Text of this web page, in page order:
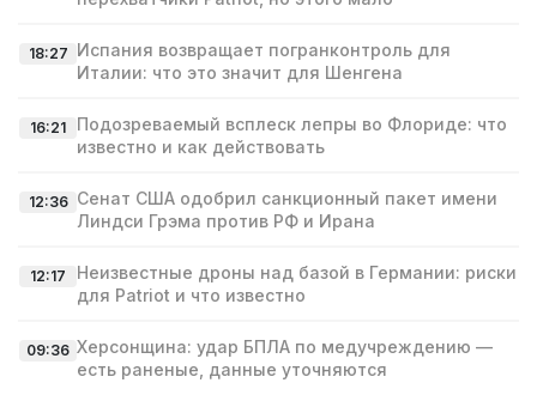
18:27 Испания возвращает погранконтроль для
Италии: что это значит для Шенгена
16:21
Подозреваемый всплеск лепры во Флориде: что
известно и как действовать
12:36 Сенат США одобрил санкционный пакет имени
Линдси Грэма против РФ и Ирана
12:17
Неизвестные дроны над базой в Германии: риски
для Patriot и что известно
09:36 Херсонщина: удар БПЛА по медучреждению —
есть раненые, данные уточняются